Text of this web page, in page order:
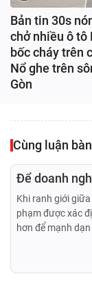
Bản tin 30s
chở nhiều ô tô
bốc cháy trên
Nổ ghe trên
Gòn
Cùng luận bàn
Để doanh
Khi ranh giới
phạm được xác
hơn để mạnh